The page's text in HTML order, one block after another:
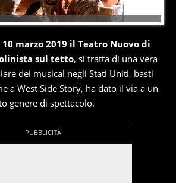
marzo 2019 il Teatro Nuovo di
sul tetto, si tratta di una vera
dei musical negli Stati Uniti, basti
a West Side Story, ha dato il via a un
genere di spettacolo.